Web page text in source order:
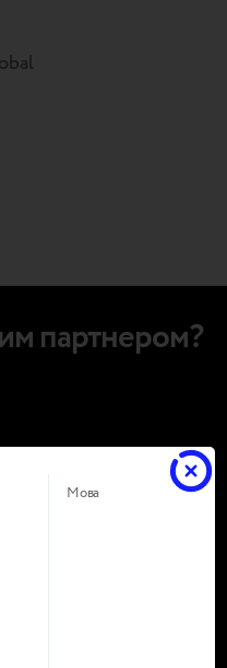
партнером?
Мова